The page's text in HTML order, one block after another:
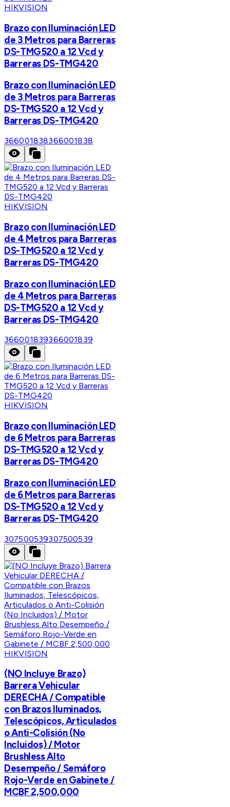
HIKVISION
Brazo con Iluminación LED
de 3 Metros para Barreras
DS-TMG520 a 12 Vcd y
Barreras DS-TMG420
Brazo con Iluminación LED
de 3 Metros para Barreras
DS-TMG520 a 12 Vcd y
Barreras DS-TMG420
366001838366001838
HIKVISION
Brazo con Iluminación LED
de 4 Metros para Barreras
DS-TMG520 a 12 Vcd y
Barreras DS-TMG420
Brazo con Iluminación LED
de 4 Metros para Barreras
DS-TMG520 a 12 Vcd y
Barreras DS-TMG420
366001839366001839
HIKVISION
Brazo con Iluminación LED
de 6 Metros para Barreras
DS-TMG520 a 12 Vcd y
Barreras DS-TMG420
Brazo con Iluminación LED
de 6 Metros para Barreras
DS-TMG520 a 12 Vcd y
Barreras DS-TMG420
307500539307500539
HIKVISION
(NO Incluye Brazo)
Barrera Vehicular
DERECHA / Compatible
con Brazos Iluminados,
Telescópicos, Articulados
o Anti-Colisión (No
Incluidos) / Motor
Brushless Alto
Desempeño / Semáforo
Rojo-Verde en Gabinete /
MCBF 2,500,000